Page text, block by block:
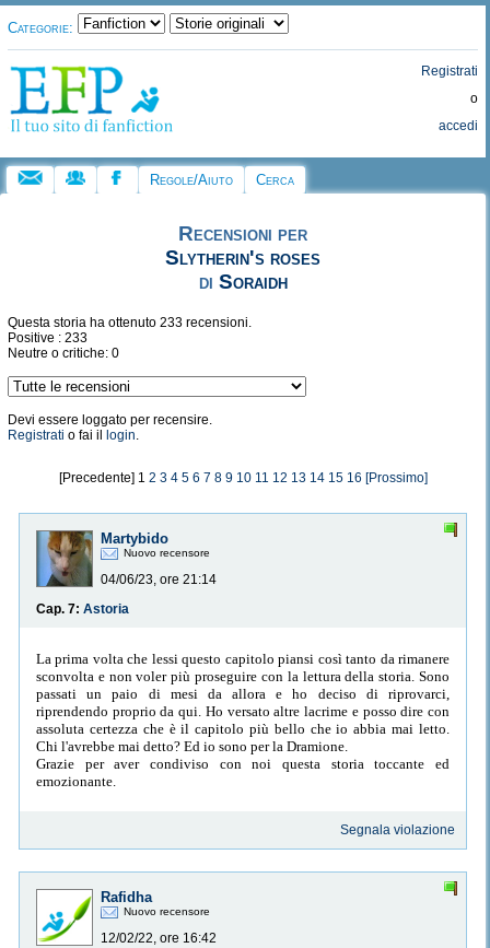
Categorie:
Registrati
o
accedi
Regole/Aiuto Cerca
Recensioni per
Slytherin's roses
di Soraidh
Questa storia ha ottenuto 233 recensioni.
Positive : 233
Neutre o critiche: 0
Devi essere loggato per recensire.
Registrati o fai il login.
[Precedente] 1 2 3 4 5 6 7 8 9 10 11 12 13 14 15 16 [Prossimo]
Martybido
Nuovo recensore
04/06/23, ore 21:14
Cap. 7: Astoria
La prima volta che lessi questo capitolo piansi così tanto da rimanere
sconvolta e non voler più proseguire con la lettura della storia. Sono
passati un paio di mesi da allora e ho deciso di riprovarci,
riprendendo proprio da qui. Ho versato altre lacrime e posso dire con
assoluta certezza che è il capitolo più bello che io abbia mai letto.
Chi l'avrebbe mai detto? Ed io sono per la Dramione.
Grazie per aver condiviso con noi questa storia toccante ed
emozionante.
Segnala violazione
Rafidha
Nuovo recensore
12/02/22, ore 16:42